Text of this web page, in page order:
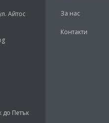
Айтос
Петък
За нас
Контакти